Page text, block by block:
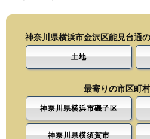
神奈川県横浜市金沢区能見台通
土地
最寄りの市区町
神奈川県横浜市磯子区
神奈川県横須賀市